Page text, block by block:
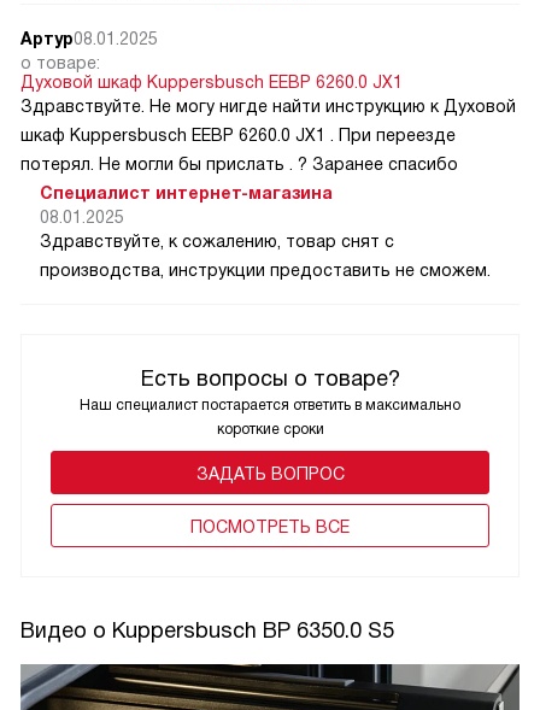
Есть вопросы о товаре?
Наш специалист постарается ответить в максимально
короткие сроки
ЗАДАТЬ ВОПРОС
ПОCМОТРЕТЬ ВСЕ
Артур08.01.2025
о товаре:
Духовой шкаф Kuppersbusch EEBP 6260.0 JX1
Здравствуйте. Не могу нигде найти инструкцию к Духовой
шкаф Kuppersbusch EEBP 6260.0 JX1 . При переезде
потерял. Не могли бы прислать . ? Заранее спасибо
Специалист интернет-магазина
08.01.2025
Здравствуйте, к сожалению, товар снят с
производства, инструкции предоставить не сможем.
Видео о Kuppersbusch BP 6350.0 S5